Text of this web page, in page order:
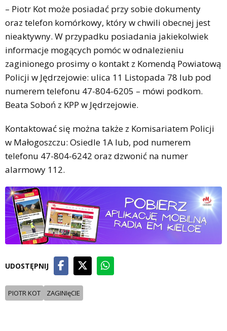
– Piotr Kot może posiadać przy sobie dokumenty
oraz telefon komórkowy, który w chwili obecnej jest
nieaktywny. W przypadku posiadania jakiekolwiek
informacje mogących pomóc w odnalezieniu
zaginionego prosimy o kontakt z Komendą Powiatową
Policji w Jędrzejowie: ulica 11 Listopada 78 lub pod
numerem telefonu 47-804-6205 – mówi podkom.
Beata Soboń z KPP w Jędrzejowie.
Kontaktować się można także z Komisariatem Policji
w Małogoszczu: Osiedle 1A lub, pod numerem
telefonu 47-804-6242 oraz dzwonić na numer
alarmowy 112.
UDOSTĘPNIJ
PIOTR KOT ZAGINIęCIE